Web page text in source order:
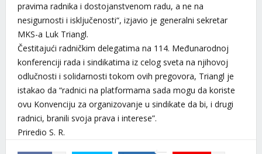
pravima radnika i dostojanstvenom radu, a ne na
nesigurnosti i isključenosti“, izjavio je generalni sekretar
MKS-a Luk Triangl.
Čestitajući radničkim delegatima na 114. Međunarodnoj
konferenciji rada i sindikatima iz celog sveta na njihovoj
odlučnosti i solidarnosti tokom ovih pregovora, Triangl je
istakao da “radnici na platformama sada mogu da koriste
ovu Konvenciju za organizovanje u sindikate da bi, i drugi
radnici, branili svoja prava i interese”.
Priredio S. R.